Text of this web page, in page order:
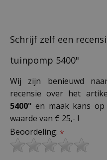
Schrijf zelf een
tuinpomp 5400"
Wij zijn benieuwd
recensie over het
5400" en maak kans
waarde van € 25,- !
Beoordeling: *